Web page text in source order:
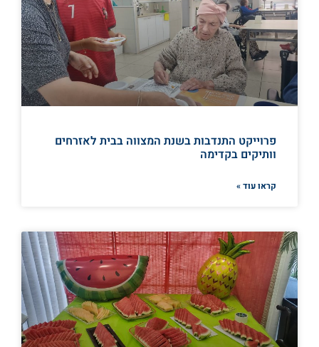
פרוייקט התנדבות בשנת המצווה בבית לאזרחים
וותיקים בקדימה
קראו עוד »